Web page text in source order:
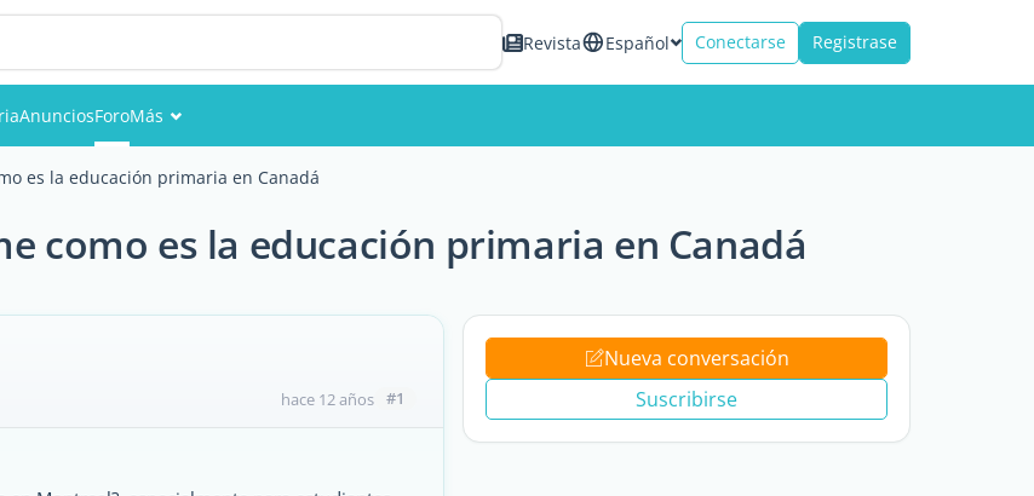
Revista Español Conectarse Registrase
AnunciosForoMás
Eventos
Miembros
es la educación primaria en Canadá
como es la educación primaria en Canadá
hace 12 años #1
Nueva conversación
Suscribirse